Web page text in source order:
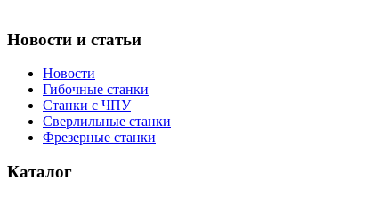
Новости и статьи
Новости
Гибочные станки
Станки с ЧПУ
Сверлильные станки
Фрезерные станки
Каталог